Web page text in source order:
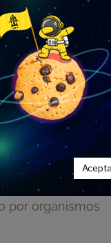
y una vez
de
residencia y
una serie de
durante,
o haber
por organismos